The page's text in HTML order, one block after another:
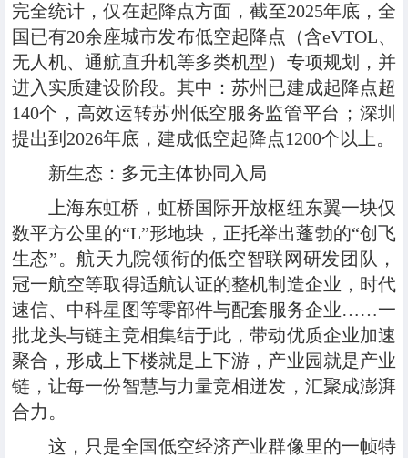
完全统计，仅在起降点方面，截至2025年底，全
国已有20余座城市发布低空起降点（含eVTOL、
无人机、通航直升机等多类机型）专项规划，并
进入实质建设阶段。其中：苏州已建成起降点超
140个，高效运转苏州低空服务监管平台；深圳
提出到2026年底，建成低空起降点1200个以上。
新生态：多元主体协同入局
上海东虹桥，虹桥国际开放枢纽东翼一块仅
数平方公里的“L”形地块，正托举出蓬勃的“创飞
生态”。航天九院领衔的低空智联网研发团队，
冠一航空等取得适航认证的整机制造企业，时代
速信、中科星图等零部件与配套服务企业……一
批龙头与链主竞相集结于此，带动优质企业加速
聚合，形成上下楼就是上下游，产业园就是产业
链，让每一份智慧与力量竞相迸发，汇聚成澎湃
合力。
这，只是全国低空经济产业群像里的一帧特